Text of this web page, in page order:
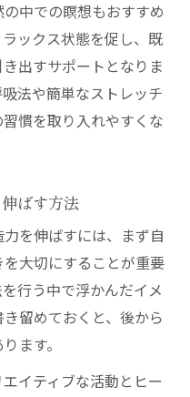
中での瞑想もおすすめ
ックス状態を促し、既
出すサポートとなりま
法や簡単なストレッチ
慣を取り入れやすくな
ばす方法
を伸ばすには、まず自
大切にすることが重要
行う中で浮かんだイメ
留めておくと、後から
ます。
イティブな活動とヒー